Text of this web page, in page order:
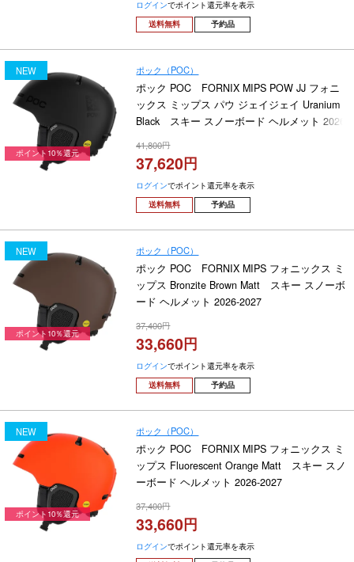
ログインでポイント還元率を表示
送料無料
予約品
NEW ポック（POC）
ポック POC FORNIX MIPS POW JJ フォニ
ックス ミップス パウ ジェイジェイ Uranium
Black スキー スノーボード ヘルメット 2026-
41,800
37,620
ログインでポイント還元率を表示
送料無料
予約品
ポイント10％還元
NEW ポック（POC）
ポック POC FORNIX MIPS フォニックス ミ
ップス Bronzite Brown Matt スキー スノーボ
ード ヘルメット 2026-2027
37,400
33,660
ログインでポイント還元率を表示
送料無料
予約品
ポイント10％還元
NEW ポック（POC）
ポック POC FORNIX MIPS フォニックス ミ
ップス Fluorescent Orange Matt スキー スノ
ーボード ヘルメット 2026-2027
37,400
33,660
ログインでポイント還元率を表示
ポイント10％還元